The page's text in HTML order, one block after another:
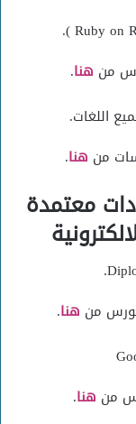
من هنا.
اللغات.
من هنا.
معتمدة
من هنا.
من هنا.